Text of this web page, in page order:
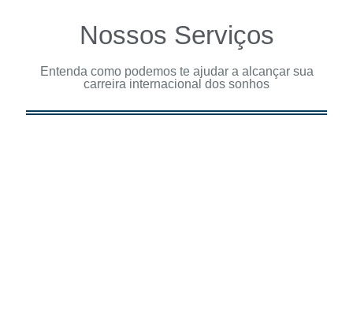
Nossos Serviços
Entenda como podemos te ajudar a alcançar sua
carreira internacional dos sonhos